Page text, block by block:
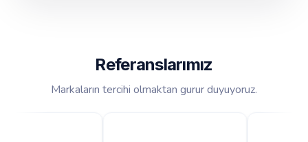
Referanslarımız
Markaların tercihi olmaktan gurur duyuyoruz.